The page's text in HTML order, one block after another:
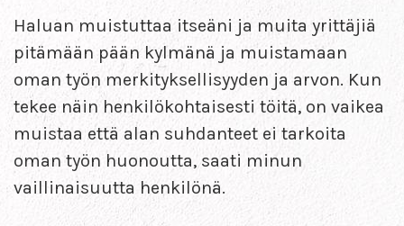
Haluan muistuttaa itseäni ja muita yrittäjiä
pitämään pään kylmänä ja muistamaan
oman työn merkityksellisyyden ja arvon. Kun
tekee näin henkilökohtaisesti töitä, on vaikea
muistaa että alan suhdanteet ei tarkoita
oman työn huonoutta, saati minun
vaillinaisuutta henkilönä.